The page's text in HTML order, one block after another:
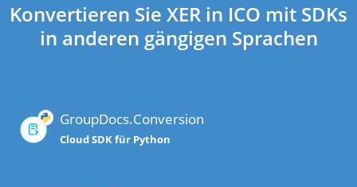
Konvertieren Sie XER in ICO mit SDKs
in anderen gängigen Sprachen
GroupDocs.Conversion
Cloud SDK für Python